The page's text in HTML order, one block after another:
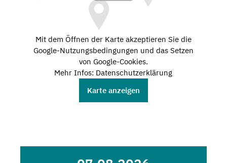
Mit dem Öffnen der Karte akzeptieren Sie die
Google-Nutzungsbedingungen und das Setzen
von Google-Cookies.
Mehr Infos: Datenschutzerklärung
Karte anzeigen